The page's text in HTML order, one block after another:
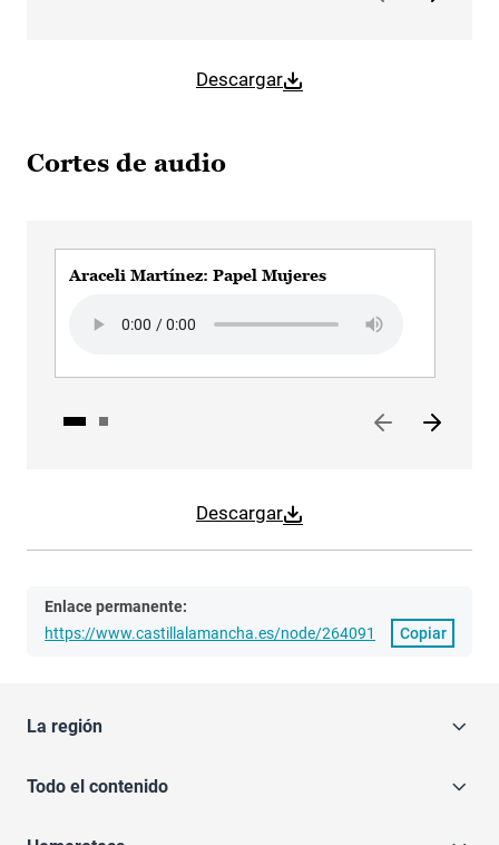
Descargar
Cortes de audio
Descargar
Araceli Martínez: Papel Mujeres
Enlace permanente:
https://www.castillalamancha.es/node/264091
Copiar
La región
Todo el contenido